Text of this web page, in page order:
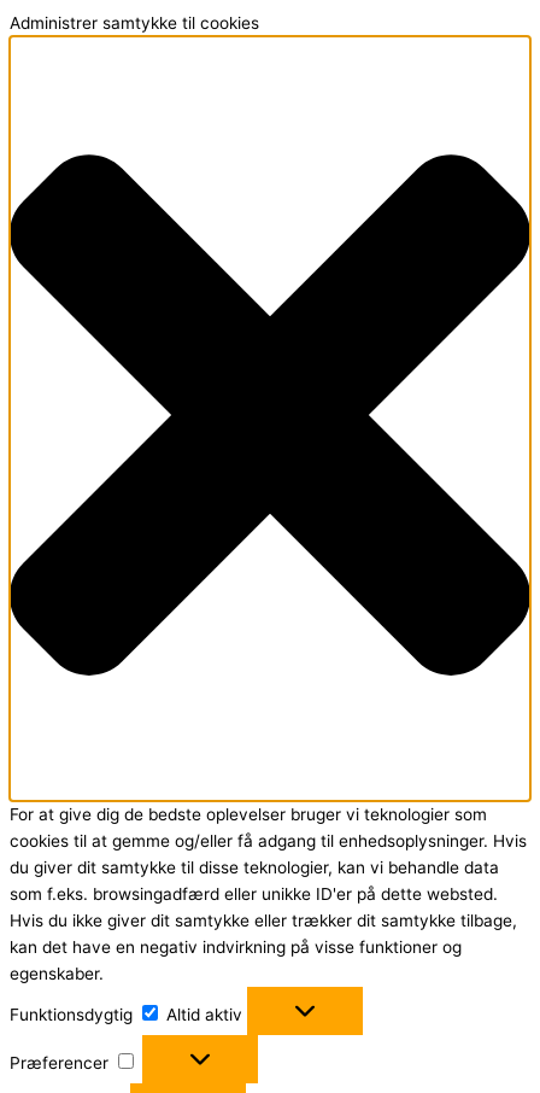
Administrer samtykke til cookies
For at give dig de bedste oplevelser bruger vi teknologier som
cookies til at gemme og/eller få adgang til enhedsoplysninger. Hvis
du giver dit samtykke til disse teknologier, kan vi behandle data
som f.eks. browsingadfærd eller unikke ID'er på dette websted.
Hvis du ikke giver dit samtykke eller trækker dit samtykke tilbage,
kan det have en negativ indvirkning på visse funktioner og
egenskaber.
Funktionsdygtig
Altid aktiv
Præferencer